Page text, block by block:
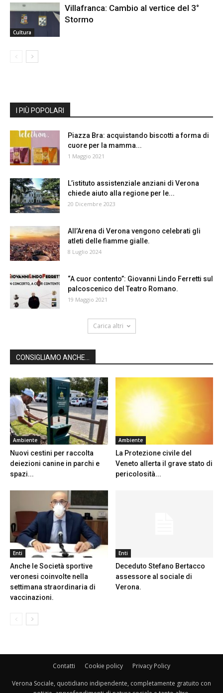
Cultura
Villafranca: Cambio al vertice del 3°
Stormo
I PIÙ POPOLARI
Piazza Bra: acquistando biscotti a forma di
cuore per la mamma...
1 Maggio 2021
L’istituto assistenziale anziani di Verona
chiede aiuto alla regione per le...
20 Dicembre 2023
All’Arena di Verona vengono celebrati gli
atleti delle fiamme gialle.
8 Luglio 2024
“A cuor contento”: Giovanni Lindo Ferretti sul
palcoscenico del Teatro Romano.
19 Maggio 2021
Carica altri
CONSIGLIAMO ANCHE...
Ambiente
Nuovi cestini per raccolta
deiezioni canine in parchi e
spazi...
Ambiente
La Protezione civile del
Veneto allerta il grave stato di
pericolosità...
Enti
Anche le Società sportive
veronesi coinvolte nella
settimana straordinaria di
vaccinazioni.
Enti
Deceduto Stefano Bertacco
assessore al sociale di
Verona.
Contatti Cookie policy Privacy Policy
Verona Sociale, quotidiano indipendente, completamente gratuito con